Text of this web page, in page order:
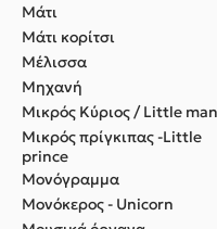
Μάτι
Μάτι κορίτσι
Μέλισσα
Μηχανή
Μικρός Κύριος / Little man
Μικρός πρίγκιπας -Little
prince
Μονόγραμμα
Μονόκερος - Unicorn